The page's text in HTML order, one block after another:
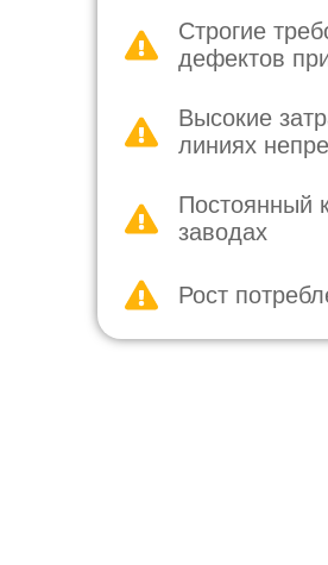
Строгие
дефектов
Высокие
линиях
Постоянный
заводах
Рост